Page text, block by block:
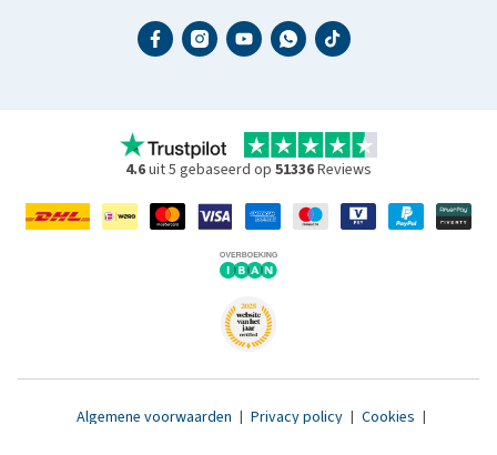
4.6uit 5 gebaseerd op 51336Reviews
Algemene voorwaarden | Privacy policy | Cookies |